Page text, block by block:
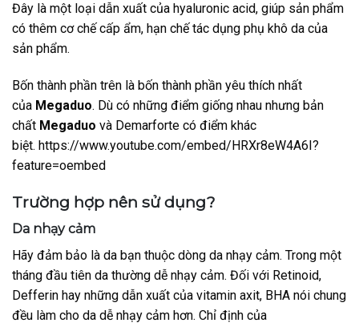
Đây là một loại dẫn xuất của hyaluronic acid, giúp sản phẩm
có thêm cơ chế cấp ẩm, hạn chế tác dụng phụ khô da của
sản phẩm.
Bốn thành phần trên là bốn thành phần yêu thích nhất
của Megaduo. Dù có những điểm giống nhau nhưng bản
chất Megaduo và Demarforte có điểm khác
biệt. https://www.youtube.com/embed/HRXr8eW4A6I?
feature=oembed
Trường hợp nên sử dụng?
Da nhạy cảm
Hãy đảm bảo là da bạn thuộc dòng da nhạy cảm. Trong một
tháng đầu tiên da thường dễ nhạy cảm. Đối với Retinoid,
Defferin hay những dẫn xuất của vitamin axit, BHA nói chung
đều làm cho da dễ nhạy cảm hơn. Chỉ định của